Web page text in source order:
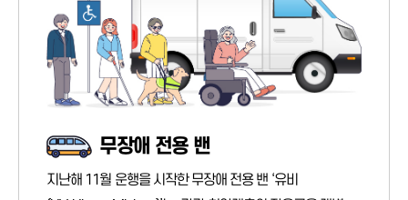
무장애 전용 밴
지난해 11월 운행을 시작한 무장애 전용 밴 ‘유비